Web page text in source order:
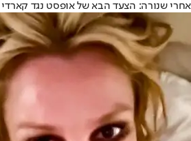
אחרי שנורה: הצעד הבא של אופסט נגד